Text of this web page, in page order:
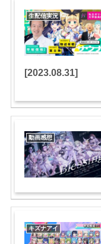
生配信実況
[2023.08.31]
動画感想
キズナアイ